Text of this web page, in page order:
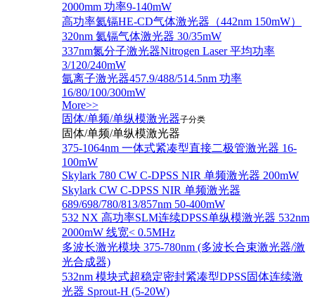
2000mm 功率9-140mW
高功率氦镉HE-CD气体激光器（442nm 150mW）
320nm 氦镉气体激光器 30/35mW
337nm氮分子激光器Nitrogen Laser 平均功率
3/120/240mW
氩离子激光器457.9/488/514.5nm 功率
16/80/100/300mW
More>>
固体/单频/单纵模激光器子分类
固体/单频/单纵模激光器
375-1064nm 一体式紧凑型直接二极管激光器 16-
100mW
Skylark 780 CW C-DPSS NIR 单频激光器 200mW
Skylark CW C-DPSS NIR 单频激光器
689/698/780/813/857nm 50-400mW
532 NX 高功率SLM连续DPSS单纵模激光器 532nm
2000mW 线宽< 0.5MHz
多波长激光模块 375-780nm (多波长合束激光器/激
光合成器)
532nm 模块式超稳定密封紧凑型DPSS固体连续激
光器 Sprout-H (5-20W)